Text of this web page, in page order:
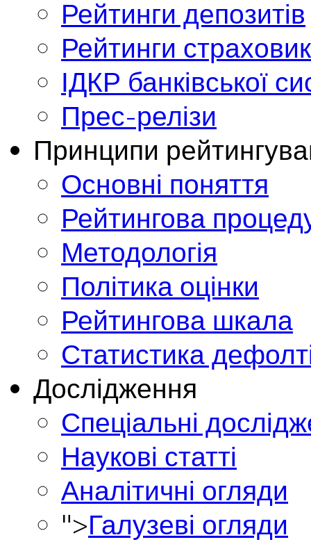
Рейтинги депозитів
Рейтинги
ІДКР банківської
Прес-релізи
Принципи
Основні поняття
Рейтингова
Методологія
Політика оцінки
Рейтингова шкала
Статистика
Дослідження
Спеціальні
Наукові статті
Аналітичні огляди
">Галузеві огляди